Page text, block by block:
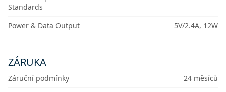
Standards
Power & Data Output 5V/2.4A, 12W
ZÁRUKA
Záruční podmínky 24 měsíců